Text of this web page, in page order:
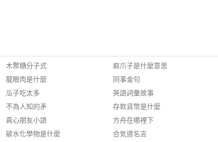
木聚糖分子式
龍眼肉是什麼
瓜子吃太多
不為人知的矛
真心朋友小語
碳水化學物是什麼
痲爪子是什麼意思
同事金句
英語詞彙故事
存款貨幣是什麼
方舟在哪裡下
合気道名言